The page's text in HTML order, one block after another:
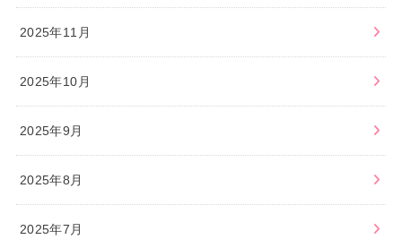
2025年11月
2025年10月
2025年9月
2025年8月
2025年7月